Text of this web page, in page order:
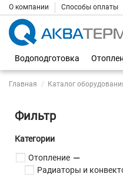
О компании Способы оплаты
Водоподготовка
Главная Каталог
Фильтр
Категории
Отопление
Радиаторы и